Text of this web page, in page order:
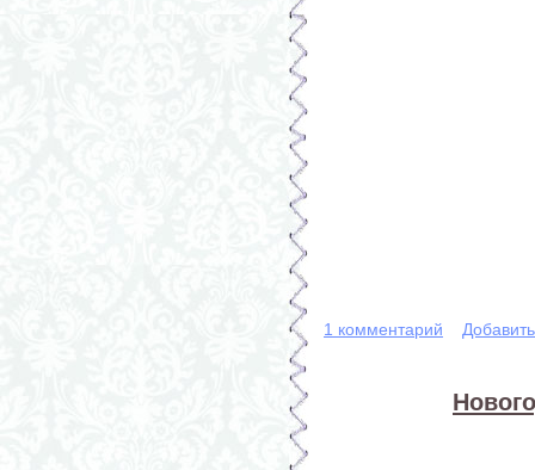
1 комментарий